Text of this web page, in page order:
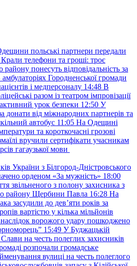
польські партнери передали
Крали телефони та гроші: троє
району понесуть відповідальність за
Городненської громади
і медперсоналу 14:48 В
разом із театром імпровізації
урок безпеки 12:50 У
донати від міжнародних партнерів та
автобус 11:05 На Одещині
та короткочасні грозові
вручили сертифікати учасникам
гагаузької мови
України з Білгород-Дністровського
орденом «За мужність» 18:00
звільненого з полону захисника з
району Щербини Павла 16:28 На
засудили до дев’яти років за
вартістю у кілька мільйонів
ворожого удару пошкоджено
15:49 У Буджацькій
на честь полеглих захисників
розпочали громадське
вулиці на честь полеглого